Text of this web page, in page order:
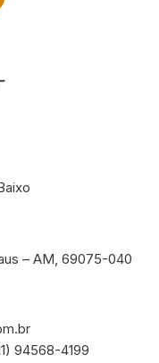
– AM, 69075-040
94568-4199